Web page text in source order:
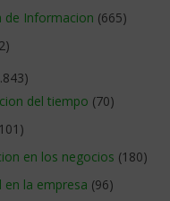
de Informacion (665)
del tiempo (70)
en los negocios (180)
en la empresa (96)